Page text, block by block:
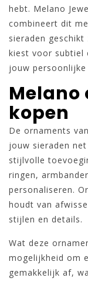
hebt. Melano
combineert dit
sieraden
kiest voor subtiel
jouw
kopen
De ornaments van
jouw sieraden
stijlvolle
ringen,
personaliseren.
houdt van
stijlen en details.
Wat deze
mogelijkheid om
gemakkelijk af,